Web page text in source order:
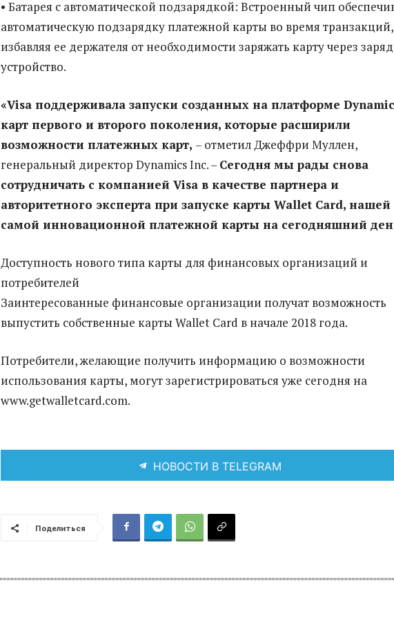
• Батарея с автоматической подзарядкой: Встроенный чип
автоматическую подзарядку платежной карты во время транзакций,
избавляя ее держателя от необходимости заряжать карту через
устройство.
«Visa поддерживала запуски созданных на платформе
карт первого и второго поколения, которые расширили
возможности платежных карт, – отметил Джеффри Муллен,
генеральный директор Dynamics Inc. – Сегодня мы рады снова
сотрудничать с компанией Visa в качестве партнера и
авторитетного эксперта при запуске карты Wallet Card, нашей
самой инновационной платежной карты на сегодняшний
Доступность нового типа карты для финансовых организаций и
потребителей
Заинтересованные финансовые организации получат возможность
выпустить собственные карты Wallet Card в начале 2018 года.
Потребители, желающие получить информацию о возможности
использования карты, могут зарегистрироваться уже сегодня на
www.getwalletcard.com.
НОВОСТИ В TELEGRAM
Поделиться